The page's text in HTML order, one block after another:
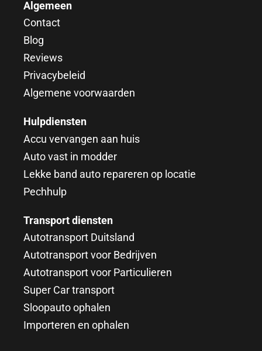
Algemeen
Contact
Blog
Reviews
Privacybeleid
Algemene voorwaarden
Hulpdiensten
Accu vervangen aan huis
Auto vast in modder
Lekke band auto repareren op locatie
Pechhulp
Transport diensten
Autotransport Duitsland
Autotransport voor Bedrijven
Autotransport voor Particulieren
Super Car transport
Sloopauto ophalen
Importeren en ophalen